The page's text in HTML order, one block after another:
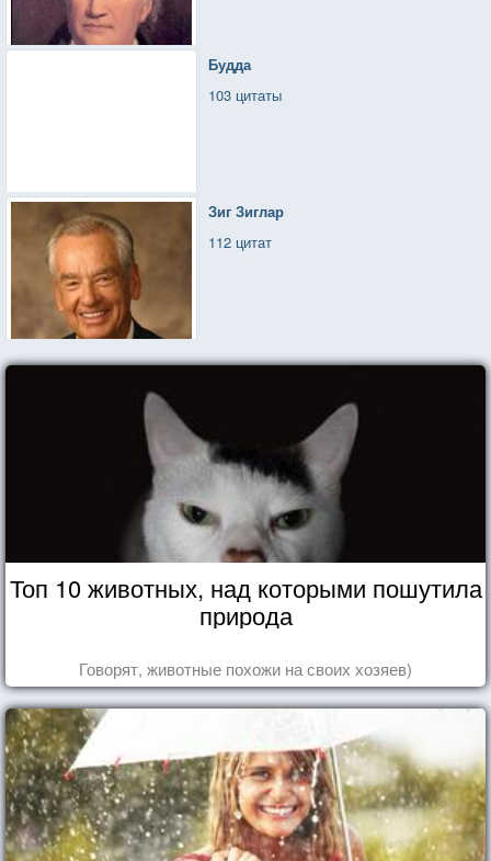
Будда
103 цитаты
Зиг Зиглар
112 цитат
Топ 10 животных, над которыми пошутила
природа
Говорят, животные похожи на своих хозяев)